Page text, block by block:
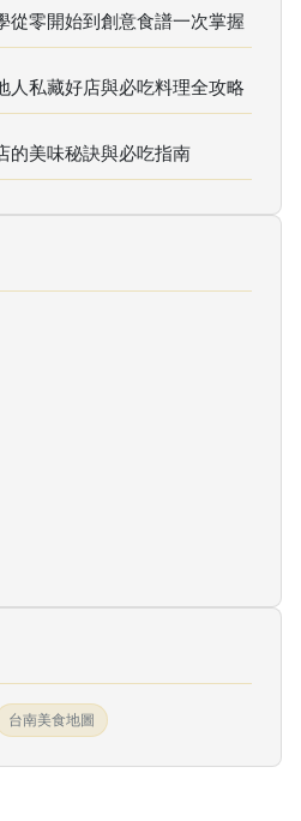
從零開始到創意食譜一次掌握
人私藏好店與必吃料理全攻略
的美味秘訣與必吃指南
台南美食地圖